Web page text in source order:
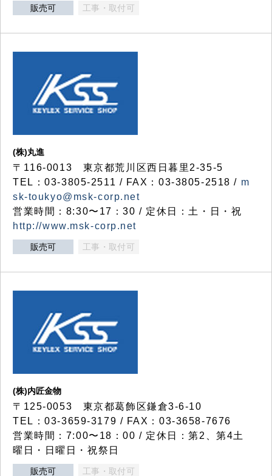
販売可 工事・取付可
(株)丸進
〒116-0013 東京都荒川区西日暮里2-35-5
TEL：03-3805-2511 / FAX：03-3805-2518 / m
sk-toukyo@msk-corp.net
営業時間：8:30〜17：30 / 定休日：土・日・祝
http://www.msk-corp.net
販売可 工事・取付可
(株)内匠金物
〒125-0053 東京都葛飾区鎌倉3-6-10
TEL：03-3659-3179 / FAX：03-3658-7676
営業時間：7:00〜18：00 / 定休日：第2、第4土
曜日・日曜日・祝祭日
販売可 工事・取付可